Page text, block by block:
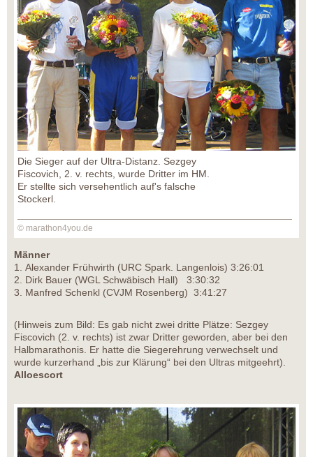
Die Sieger auf der Ultra-Distanz. Sezgey
Fiscovich, 2. v. rechts, wurde Dritter im HM.
Er stellte sich versehentlich auf's falsche
Stockerl.
© marathon4you.de
Männer
1. Alexander Frühwirth (URC Spark. Langenlois) 3:26:01
2. Dirk Bauer (WGL Schwäbisch Hall) 3:30:32
3. Manfred Schenkl (CVJM Rosenberg) 3:41:27
(Hinweis zum Bild: Es gab nicht zwei dritte Plätze: Sezgey
Fiscovich (2. v. rechts) ist zwar Dritter geworden, aber bei den
Halbmarathonis. Er hatte die Siegerehrung verwechselt und
wurde kurzerhand „bis zur Klärung“ bei den Ultras mitgeehrt).
Alloescort